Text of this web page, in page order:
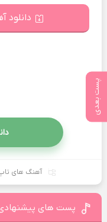
پست بعدی
دانلود
آهنگ های
پست های